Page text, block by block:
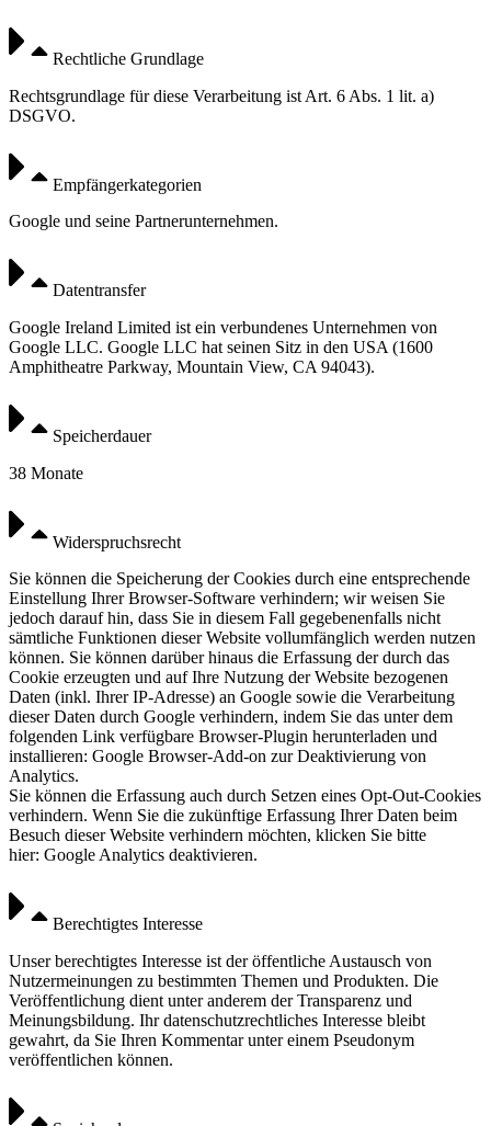
Rechtliche Grundlage
Rechtsgrundlage für diese Verarbeitung ist Art. 6 Abs. 1 lit. a)
DSGVO.
Empfängerkategorien
Google und seine Partnerunternehmen.
Datentransfer
Google Ireland Limited ist ein verbundenes Unternehmen von
Google LLC. Google LLC hat seinen Sitz in den USA (1600
Amphitheatre Parkway, Mountain View, CA 94043).
Speicherdauer
38 Monate
Widerspruchsrecht
Sie können die Speicherung der Cookies durch eine entsprechende
Einstellung Ihrer Browser-Software verhindern; wir weisen Sie
jedoch darauf hin, dass Sie in diesem Fall gegebenenfalls nicht
sämtliche Funktionen dieser Website vollumfänglich werden nutzen
können. Sie können darüber hinaus die Erfassung der durch das
Cookie erzeugten und auf Ihre Nutzung der Website bezogenen
Daten (inkl. Ihrer IP-Adresse) an Google sowie die Verarbeitung
dieser Daten durch Google verhindern, indem Sie das unter dem
folgenden Link verfügbare Browser-Plugin herunterladen und
installieren: Google Browser-Add-on zur Deaktivierung von
Analytics.
Sie können die Erfassung auch durch Setzen eines Opt-Out-Cookies
verhindern. Wenn Sie die zukünftige Erfassung Ihrer Daten beim
Besuch dieser Website verhindern möchten, klicken Sie bitte
hier: Google Analytics deaktivieren.
Berechtigtes Interesse
Unser berechtigtes Interesse ist der öffentliche Austausch von
Nutzermeinungen zu bestimmten Themen und Produkten. Die
Veröffentlichung dient unter anderem der Transparenz und
Meinungsbildung. Ihr datenschutzrechtliches Interesse bleibt
gewahrt, da Sie Ihren Kommentar unter einem Pseudonym
veröffentlichen können.